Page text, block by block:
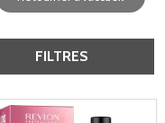
FILTRES